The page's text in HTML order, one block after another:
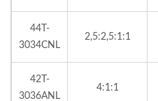
44T-
3034CNL
2,5:2,5:1:1
42T-
3036ANL
4:1:1